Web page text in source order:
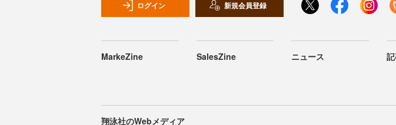
ログイン 新規会員登録
MarkeZine SalesZine ニュース
翔泳社のWebメディア